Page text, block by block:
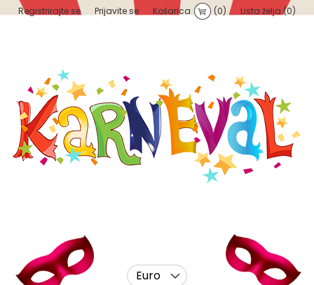
Registrirajte se Prijavite se Košarica (0) Lista želja (0)
Euro